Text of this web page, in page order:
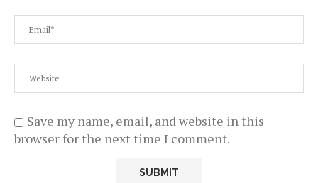
Save my name, email, and website in this
browser for the next time I comment.